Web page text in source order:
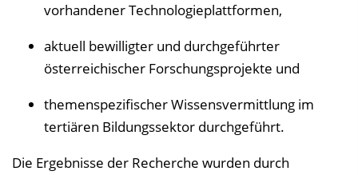
vorhandener Technologieplattformen,
aktuell bewilligter und durchgeführter
österreichischer Forschungsprojekte und
themenspezifischer Wissensvermittlung im
tertiären Bildungssektor durchgeführt.
Die Ergebnisse der Recherche wurden durch